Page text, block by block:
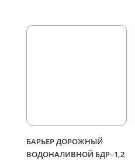
БАРЬЕР ДОРОЖНЫЙ
ВОДОНАЛИВНОЙ БДР–1,2